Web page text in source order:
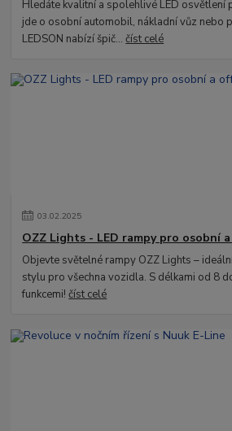
Hledáte kvalitní a spolehlivé LED osvětlení
jde o osobní automobil, nákladní vůz nebo
LEDSON nabízí špič...číst celé
03.02.2025
OZZ Lights - LED rampy pro osobní
Objevte světelné rampy OZZ Lights –
stylu pro všechna vozidla. S délkami od 8
funkcemi!číst celé